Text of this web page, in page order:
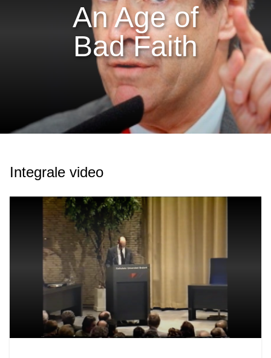
An Age of
Bad Faith
Integrale video